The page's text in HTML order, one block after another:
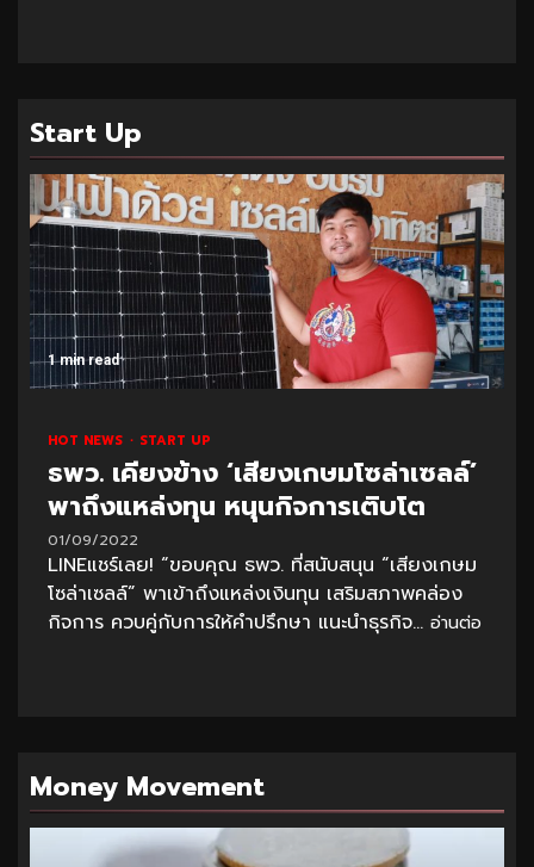
Start Up
1 min read
HOT NEWS START UP
ธพว. เคียงข้าง ‘เสียงเกษมโซล่าเซลล์’
พาถึงแหล่งทุน หนุนกิจการเติบโต
01/09/2022
LINEแชร์เลย! “ขอบคุณ ธพว. ที่สนับสนุน “เสียงเกษม
โซล่าเซลล์” พาเข้าถึงแหล่งเงินทุน เสริมสภาพคล่อง
กิจการ ควบคู่กับการให้คำปรึกษา แนะนำธุรกิจ... อ่านต่อ
Money Movement